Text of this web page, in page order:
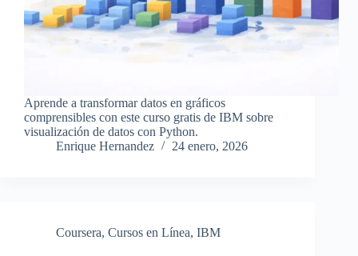
Aprende a transformar datos en gráficos
comprensibles con este curso gratis de IBM sobre
visualización de datos con Python.
Enrique Hernandez
24 enero, 2026
Coursera, Cursos en Línea, IBM